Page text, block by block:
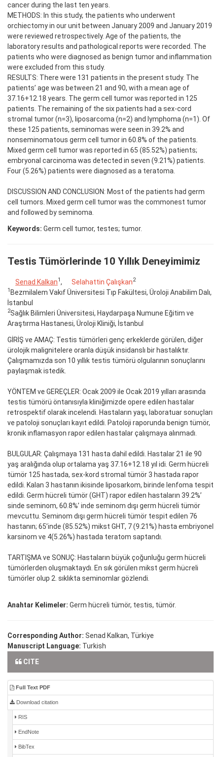
cancer during the last ten years.
METHODS: In this study, the patients who underwent
orchiectomy in our unit between January 2009 and January 2019
were reviewed retrospectively. Age of the patients, the
laboratory results and pathological reports were recorded. The
patients who were diagnosed as benign tumor and inflammation
were excluded from this study.
RESULTS: There were 131 patients in the present study. The
patients’ age was between 21 and 90, with a mean age of
37.16+12.18 years. The germ cell tumor was reported in 125
patients. The remaining of the six patients had a sex-cord
stromal tumor (n=3), liposarcoma (n=2) and lymphoma (n=1). Of
these 125 patients, seminomas were seen in 39.2% and
nonseminomatous germ cell tumor in 60.8% of the patients.
Mixed germ cell tumor was reported in 65 (85.52%) patients;
embryonal carcinoma was detected in seven (9.21%) patients.
Four (5.26%) patients were diagnosed as a teratoma.
DISCUSSION AND CONCLUSION: Most of the patients had germ
cell tumors. Mixed germ cell tumor was the commonest tumor
and followed by seminoma.
Keywords: Germ cell tumor, testes; tumor.
Testis Tümörlerinde 10 Yıllık Deneyimimiz
Senad Kalkan1 , Selahattin Çalışkan2
1 Bezmilalem Vakıf Üniversitesi Tıp Fakültesi, Üroloji Anabilim Dalı,
İstanbul
2Sağlık Bilimleri Üniversitesi, Haydarpaşa Numune Eğitim ve
Araştırma Hastanesi, Üroloji Kliniği, İstanbul
GİRİŞ ve AMAÇ: Testis tümörleri genç erkeklerde görülen, diğer
ürolojik malignitelere oranla düşük insidanslı bir hastalıktır.
Çalışmamızda son 10 yıllık testis tümörü olgularının sonuçlarını
paylaşmak istedik.
YÖNTEM ve GEREÇLER: Ocak 2009 ile Ocak 2019 yılları arasında
testis tümörü öntanısıyla kliniğimizde opere edilen hastalar
retrospektif olarak incelendi. Hastaların yaşı, laboratuar sonuçları
ve patoloji sonuçları kayıt edildi. Patoloji raporunda benign tümör,
kronik inflamasyon rapor edilen hastalar çalışmaya alınmadı.
BULGULAR: Çalışmaya 131 hasta dahil edildi. Hastalar 21 ile 90
yaş aralığında olup ortalama yaş 37.16+12.18 yıl idi. Germ hücreli
tümör 125 hastada, sex-kord stromal tümör 3 hastada rapor
edildi. Kalan 3 hastanın ikisinde liposarkom, birinde lenfoma tespit
edildi. Germ hücreli tümör (GHT) rapor edilen hastaların 39.2%’
sinde seminom, 60.8%’ inde seminom dışı germ hücreli tümör
mevcuttu. Seminom dışı germ hücreli tümör tespit edilen 76
hastanın; 65’inde (85.52%) mikst GHT, 7 (9.21%) hasta embriyonel
karsinom ve 4(5.26%) hastada teratom saptandı.
TARTIŞMA ve SONUÇ: Hastaların büyük çoğunluğu germ hücreli
tümörlerden oluşmaktaydı. En sık görülen mikst germ hücreli
tümörler olup 2. sıklıkta seminomlar gözlendi.
Anahtar Kelimeler: Germ hücreli tümör, testis, tümör.
Corresponding Author: Senad Kalkan, Türkiye
Manuscript Language: Turkish
CITE
Full Text PDF
Download citation
RIS
EndNote
BibTex